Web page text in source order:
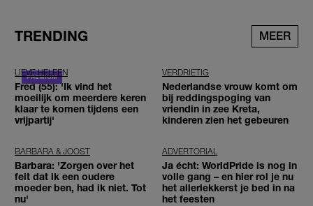
TRENDING MEER
LIEVE HELEEN
Fred (55): 'Ik vind het
moeilijk om meerdere keren
klaar te komen tijdens een
vrijpartij'
VERDRIETIG
Nederlandse vrouw komt om
bij reddingspoging van
vriendin in zee Kreta,
kinderen zien het gebeuren
BARBARA & JOOST
Barbara: 'Zorgen over het
feit dat ik een oudere
moeder ben, had ik niet. Tot
nu'
ADVERTORIAL
Ja écht: WorldPride is nog in
volle gang – en hier rol je nu
het allerlekkerst je bed in na
het feesten